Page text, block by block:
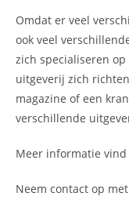
Omdat er veel
ook veel
zich specialiseren
uitgeverij zich
magazine of een
verschillende
Meer informatie
Neem contact op